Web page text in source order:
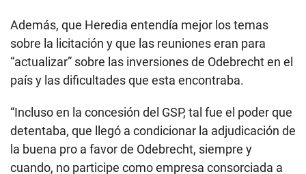
“Incluso en la concesión del GSP, tal fue el poder que
detentaba, que llegó a condicionar la adjudicación de
la buena pro a favor de Odebrecht, siempre y
Odebrecht, la empresa G&M, a lo cual la
constructora brasileña tuvo que acceder a fin de
hacerse de la buena pro”, se lee en el requerimiento